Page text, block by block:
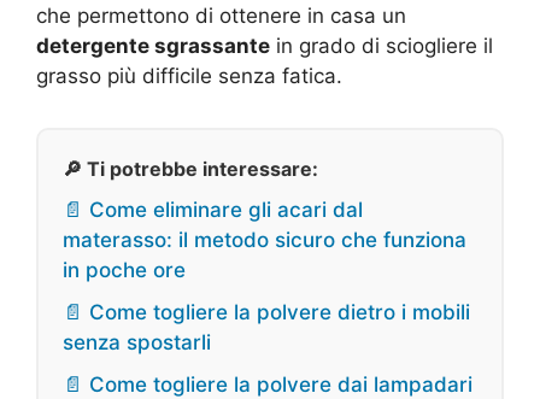
che permettono di ottenere in casa un
detergente sgrassante in grado di sciogliere il
grasso più difficile senza fatica.
🔎 Ti potrebbe interessare:
📄 Come eliminare gli acari dal
materasso: il metodo sicuro che funziona
in poche ore
📄 Come togliere la polvere dietro i mobili
senza spostarli
📄 Come togliere la polvere dai lampadari